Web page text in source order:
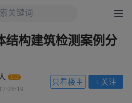
结构建筑检测案例分
Lv.2
+ 关注
只看楼主